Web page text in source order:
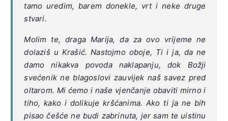
tamo uredim, barem donekle, vrt i neke druge
stvari.
Molim te, draga Marija, da za ovo vrijeme ne
dolaziš u Krašić. Nastojmo oboje, Ti i ja, da ne
damo nikakva povoda naklapanju, dok Božji
svećenik ne blagoslovi zauvijek naš savez pred
oltarom. Mi ćemo i naše vjenčanje obaviti mirno i
tiho, kako i dolikuje kršćanima. Ako ti ja ne bih
pisao češće ne budi zabrinuta, jer sam te uistinu